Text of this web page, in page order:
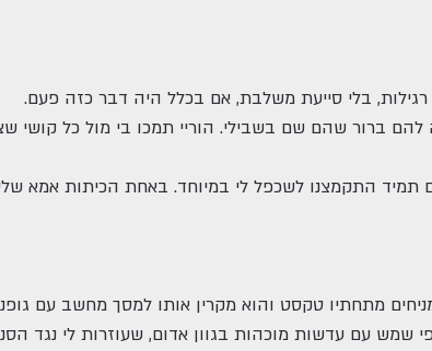
רגילות, בלי סייעת משלבת, אם בכלל היה דבר כזה פעם.
להם ברור שהם שם בשבילי. הוריי תמכו בי מול כל קושי
תמיד התקמצנו לשכפל לי במיוחד. באחת הכיתות אמא
מתחתיו טקסט והוא מקרין אותו למסך מחשב עם
עם עדשות מוכהות בגוון אדום, שעוזרות לי נגד